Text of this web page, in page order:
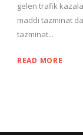
gelen trafik
maddi tazminat
tazminat...
READ MORE